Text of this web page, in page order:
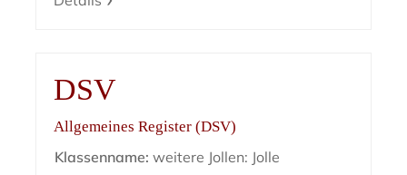
DSV
Allgemeines Register (DSV)
Klassenname: weitere Jollen: Jolle